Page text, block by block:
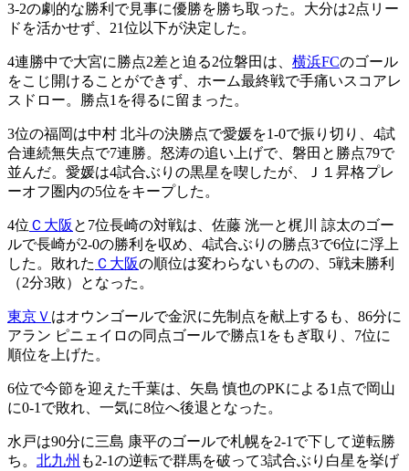
3-2の劇的な勝利で見事に優勝を勝ち取った。大分は2点リー
ドを活かせず、21位以下が決定した。
4連勝中で大宮に勝点2差と迫る2位磐田は、 横浜FCのゴール
をこじ開けることができず、ホーム最終戦で手痛いスコアレ
スドロー。勝点1を得るに留まった。
3位の福岡は中村 北斗の決勝点で愛媛を1-0で振り切り、4試
合連続無失点で7連勝。怒涛の追い上げで、磐田と勝点79で
並んだ。愛媛は4試合ぶりの黒星を喫したが、Ｊ１昇格プレ
ーオフ圏内の5位をキープした。
4位 Ｃ大阪 と7位長崎の対戦は、佐藤 洸一と梶川 諒太のゴー
ルで長崎が2-0の勝利を収め、4試合ぶりの勝点3で6位に浮上
した。敗れた Ｃ大阪の順位は変わらないものの、5戦未勝利
（2分3敗）となった。
東京Ｖ はオウンゴールで金沢に先制点を献上するも、86分に
アラン ピニェイロの同点ゴールで勝点1をもぎ取り、7位に
順位を上げた。
6位で今節を迎えた千葉は、矢島 慎也のPKによる1点で岡山
に0-1で敗れ、一気に8位へ後退となった。
水戸は90分に三島 康平のゴールで札幌を2-1で下して逆転勝
ち。 北九州 も2-1の逆転で群馬を破って3試合ぶり白星を挙げ